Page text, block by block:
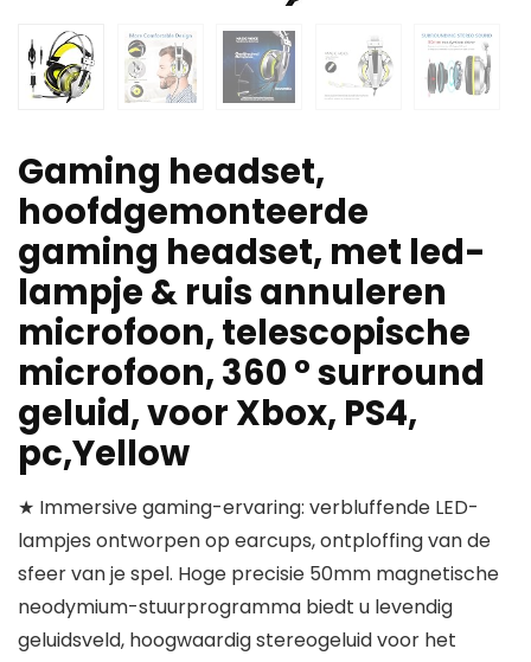
Gaming headset,
hoofdgemonteerde
gaming headset, met led-
lampje & ruis annuleren
microfoon, telescopische
microfoon, 360 ° surround
geluid, voor Xbox, PS4,
pc,Yellow
★ Immersive gaming-ervaring: verbluffende LED-
lampjes ontworpen op earcups, ontploffing van de
sfeer van je spel. Hoge precisie 50mm magnetische
neodymium-stuurprogramma biedt u levendig
geluidsveld, hoogwaardig stereogeluid voor het